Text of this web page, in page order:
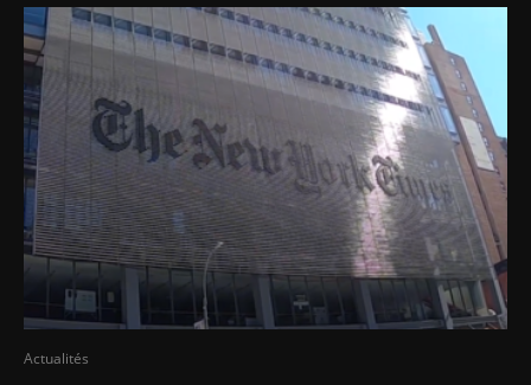
Actualités